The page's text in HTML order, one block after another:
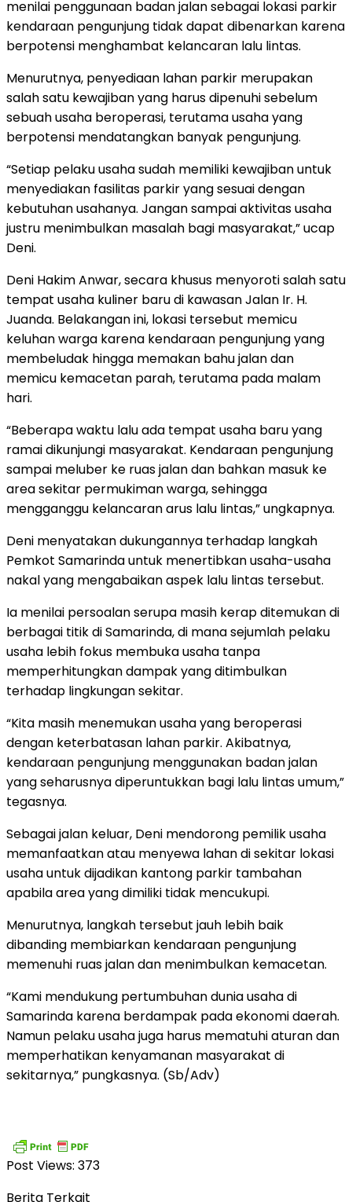
menilai penggunaan badan jalan sebagai lokasi parkir
kendaraan pengunjung tidak dapat dibenarkan karena
berpotensi menghambat kelancaran lalu lintas.
Menurutnya, penyediaan lahan parkir merupakan
salah satu kewajiban yang harus dipenuhi sebelum
sebuah usaha beroperasi, terutama usaha yang
berpotensi mendatangkan banyak pengunjung.
“Setiap pelaku usaha sudah memiliki kewajiban untuk
menyediakan fasilitas parkir yang sesuai dengan
kebutuhan usahanya. Jangan sampai aktivitas usaha
justru menimbulkan masalah bagi masyarakat,” ucap
Deni.
Deni Hakim Anwar, secara khusus menyoroti salah satu
tempat usaha kuliner baru di kawasan Jalan Ir. H.
Juanda. Belakangan ini, lokasi tersebut memicu
keluhan warga karena kendaraan pengunjung yang
membeludak hingga memakan bahu jalan dan
memicu kemacetan parah, terutama pada malam
hari.
“Beberapa waktu lalu ada tempat usaha baru yang
ramai dikunjungi masyarakat. Kendaraan pengunjung
sampai meluber ke ruas jalan dan bahkan masuk ke
area sekitar permukiman warga, sehingga
mengganggu kelancaran arus lalu lintas,” ungkapnya.
Deni menyatakan dukungannya terhadap langkah
Pemkot Samarinda untuk menertibkan usaha-usaha
nakal yang mengabaikan aspek lalu lintas tersebut.
Ia menilai persoalan serupa masih kerap ditemukan di
berbagai titik di Samarinda, di mana sejumlah pelaku
usaha lebih fokus membuka usaha tanpa
memperhitungkan dampak yang ditimbulkan
terhadap lingkungan sekitar.
“Kita masih menemukan usaha yang beroperasi
dengan keterbatasan lahan parkir. Akibatnya,
kendaraan pengunjung menggunakan badan jalan
yang seharusnya diperuntukkan bagi lalu lintas umum,”
tegasnya.
Sebagai jalan keluar, Deni mendorong pemilik usaha
memanfaatkan atau menyewa lahan di sekitar lokasi
usaha untuk dijadikan kantong parkir tambahan
apabila area yang dimiliki tidak mencukupi.
Menurutnya, langkah tersebut jauh lebih baik
dibanding membiarkan kendaraan pengunjung
memenuhi ruas jalan dan menimbulkan kemacetan.
“Kami mendukung pertumbuhan dunia usaha di
Samarinda karena berdampak pada ekonomi daerah.
Namun pelaku usaha juga harus mematuhi aturan dan
memperhatikan kenyamanan masyarakat di
sekitarnya,” pungkasnya. (Sb/Adv)
Post Views: 373
Berita Terkait